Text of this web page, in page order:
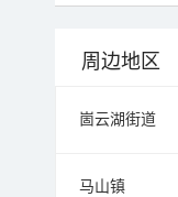
周边地区
崮云湖街道
马山镇